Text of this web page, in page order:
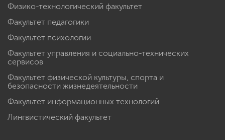
Физико-технологический факультет
Факультет педагогики
Факультет психологии
Факультет управления и социально-технических
сервисов
Факультет физической культуры, спорта и
безопасности жизнедеятельности
Факультет информационных технологий
Лингвистический факультет